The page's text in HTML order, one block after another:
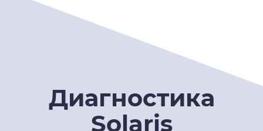
Диагностика
Solaris